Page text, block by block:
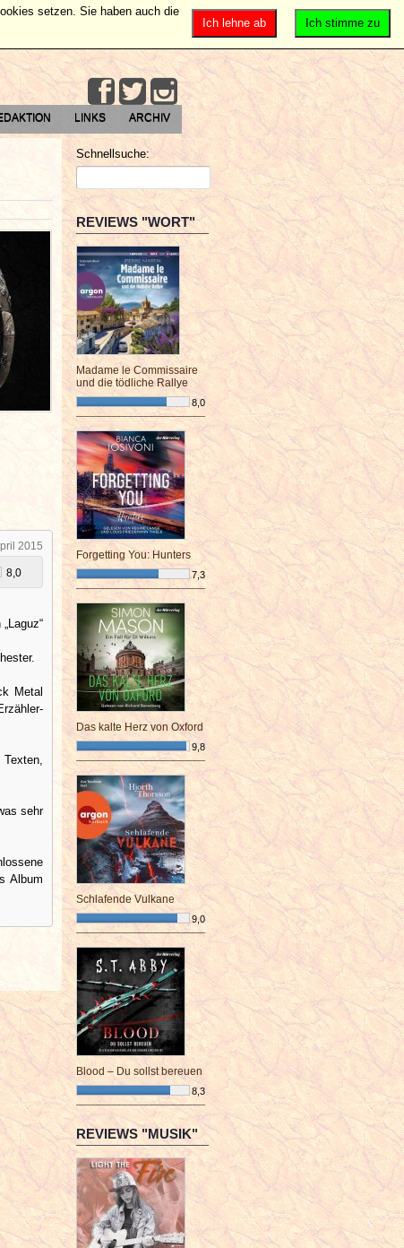
LINKS ARCHIV
2015
8,0
Metal
sehr
Album
Schnellsuche:
REVIEWS "WORT"
Madame le Commissaire
und die tödliche Rallye
8,0
¯¯¯¯¯¯¯¯¯¯¯¯¯¯¯¯¯¯¯¯¯¯¯¯
Forgetting You: Hunters
7,3
¯¯¯¯¯¯¯¯¯¯¯¯¯¯¯¯¯¯¯¯¯¯¯¯
Das kalte Herz von Oxford
9,8
¯¯¯¯¯¯¯¯¯¯¯¯¯¯¯¯¯¯¯¯¯¯¯¯
Schlafende Vulkane
9,0
¯¯¯¯¯¯¯¯¯¯¯¯¯¯¯¯¯¯¯¯¯¯¯¯
Blood – Du sollst bereuen
8,3
¯¯¯¯¯¯¯¯¯¯¯¯¯¯¯¯¯¯¯¯¯¯¯¯
REVIEWS "MUSIK"
Ich stimme zu
Ich lehne ab
setzen. Sie haben auch die